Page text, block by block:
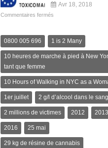
Avr 18, 2018
Commentaires fermés
0800 005 696 1 is 2 Many
10 heures de marche à pied à New
tant que femme
10 Hours of Walking in NYC as a
1er juillet 2 g/l d’alcool dans le sang
2 millions de victimes 2012 2013
2016 25 mai
29 kg de résine de cannabis